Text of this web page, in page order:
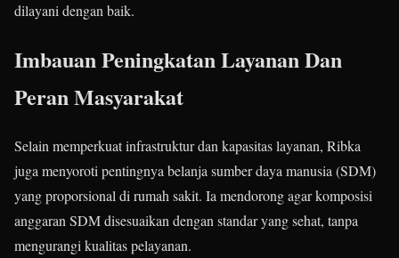
dilayani dengan baik.
Imbauan Peningkatan Layanan Dan
Peran Masyarakat
Selain memperkuat infrastruktur dan kapasitas layanan, Ribka
juga menyoroti pentingnya belanja sumber daya manusia (SDM)
yang proporsional di rumah sakit. Ia mendorong agar komposisi
anggaran SDM disesuaikan dengan standar yang sehat, tanpa
mengurangi kualitas pelayanan.